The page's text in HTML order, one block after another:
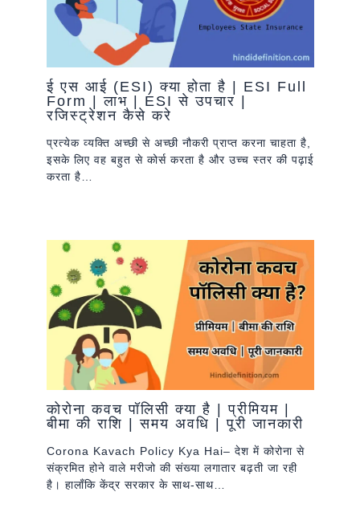
ई एस आई (ESI) क्या होता है | ESI Full
Form | लाभ | ESI से उपचार |
रजिस्ट्रेशन कैसे करे
प्रत्येक व्यक्ति अच्छी से अच्छी नौकरी प्राप्त करना चाहता है,
इसके लिए वह बहुत से कोर्स करता है और उच्च स्तर की पढ़ाई
करता है…
कोरोना कवच पॉलिसी क्या है | प्रीमियम |
बीमा की राशि | समय अवधि | पूरी जानकारी
Corona Kavach Policy Kya Hai– देश में कोरोना से
संक्रमित होने वाले मरीजो की संख्या लगातार बढ़ती जा रही
है। हालाँकि केंद्र सरकार के साथ-साथ…